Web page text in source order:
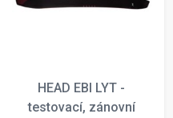
HEAD EBI LYT -
testovací, zánovní